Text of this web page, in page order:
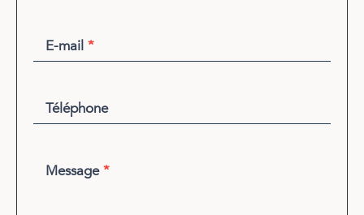
E-mail *
Téléphone
Message*